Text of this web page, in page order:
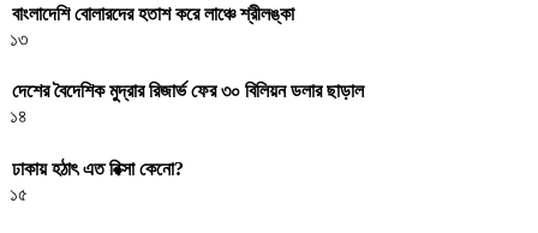
বাংলাদেশি বোলারদের হতাশ করে লাঞ্চে শ্রীলঙ্কা
১৩
দেশের বৈদেশিক মুদ্রার রিজার্ভ ফের ৩০ বিলিয়ন ডলার ছাড়াল
১৪
ঢাকায় হঠাৎ এত রিক্সা কেনো?
১৫